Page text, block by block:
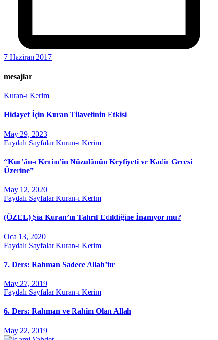
7 Haziran 2017
mesajlar
Kuran-ı Kerim
Hidayet İçin Kuran Tilavetinin Etkisi
May 29, 2023
Faydalı SayfalarKuran-ı Kerim
“Kur’ân-ı Kerim’in Nüzulünün Keyfiyeti ve Kadir Gecesi
Üzerine”
May 12, 2020
Faydalı SayfalarKuran-ı Kerim
(ÖZEL) Şia Kuran’ın Tahrif Edildiğine İnanıyor mu?
Oca 13, 2020
Faydalı SayfalarKuran-ı Kerim
7. Ders: Rahman Sadece Allah’tır
May 27, 2019
Faydalı SayfalarKuran-ı Kerim
6. Ders: Rahman ve Rahim Olan Allah
May 22, 2019